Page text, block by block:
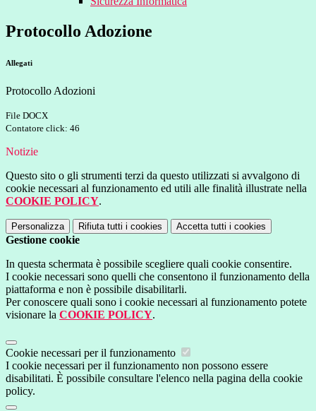
Protocollo Adozione
Allegati
Protocollo Adozioni
File DOCX
Contatore click: 46
Notizie
Questo sito o gli strumenti terzi da questo utilizzati si avvalgono di
cookie necessari al funzionamento ed utili alle finalità illustrate nella
COOKIE POLICY.
Personalizza Rifiuta tutti i cookies Accetta tutti i cookies
Gestione cookie
In questa schermata è possibile scegliere quali cookie consentire.
I cookie necessari sono quelli che consentono il funzionamento della
piattaforma e non è possibile disabilitarli.
Per conoscere quali sono i cookie necessari al funzionamento potete
visionare la COOKIE POLICY.
Cookie necessari per il funzionamento
I cookie necessari per il funzionamento non possono essere
disabilitati. È possibile consultare l'elenco nella pagina della cookie
policy.